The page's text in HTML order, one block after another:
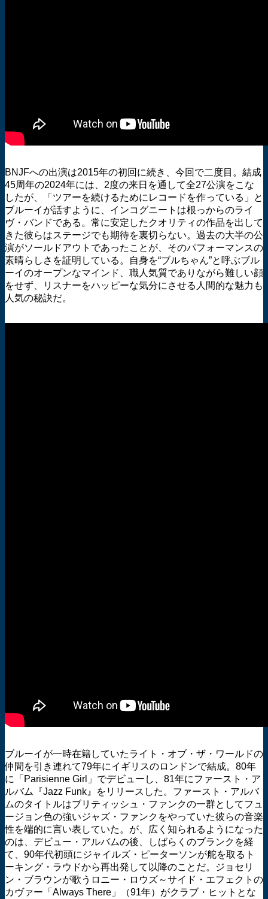
BNJFへの出演は2015年の初回に続き、今回で二度目。結成
45周年の2024年には、2度の来日を通して全27公演をこな
したが、「ツアーを続けるためにレコードを作っている」と
ブルーイが話すように、インコグニートは根っからのライ
ヴ・バンドである。常に安定したクオリティの作品を出して
きた彼らはステージでも期待を裏切らない。過去の大半の公
演がソールドアウトであったことが、そのパフォーマンスの
素晴らしさを証明している。自身を“ブルちゃん”と呼ぶブル
ーイのオープンなマインド、職人気質でありながら難しい顔
をせず、リスナーをハッピーな気分にさせる人間的な魅力も
人気の秘訣だ。
ブルーイが一時在籍していたライト・オブ・ザ・ワールドの
仲間を引き連れて79年にイギリスのロンドンで結成。80年
に「Parisienne Girl」でデビューし、81年にファースト・ア
ルバム『Jazz Funk』をリリースした。ファースト・アルバ
ムのタイトルはブリティッシュ・ファンクの一群としてフュ
ージョン色の強いジャズ・ファンクをやっていた彼らの音楽
性を端的に言い表していた。が、広く知られるようになった
のは、デビュー・アルバムの後、しばらくのブランクを経
て、90年代初頭にジャイルズ・ピーターソンが舵を取るト
ーキング・ラウドから再出発して以降のことだ。ジョセリ
ン・ブラウンが歌うロニー・ロウズ～サイド・エフェクトの
カヴァー「Always There」（91年）がクラブ・ヒットとな